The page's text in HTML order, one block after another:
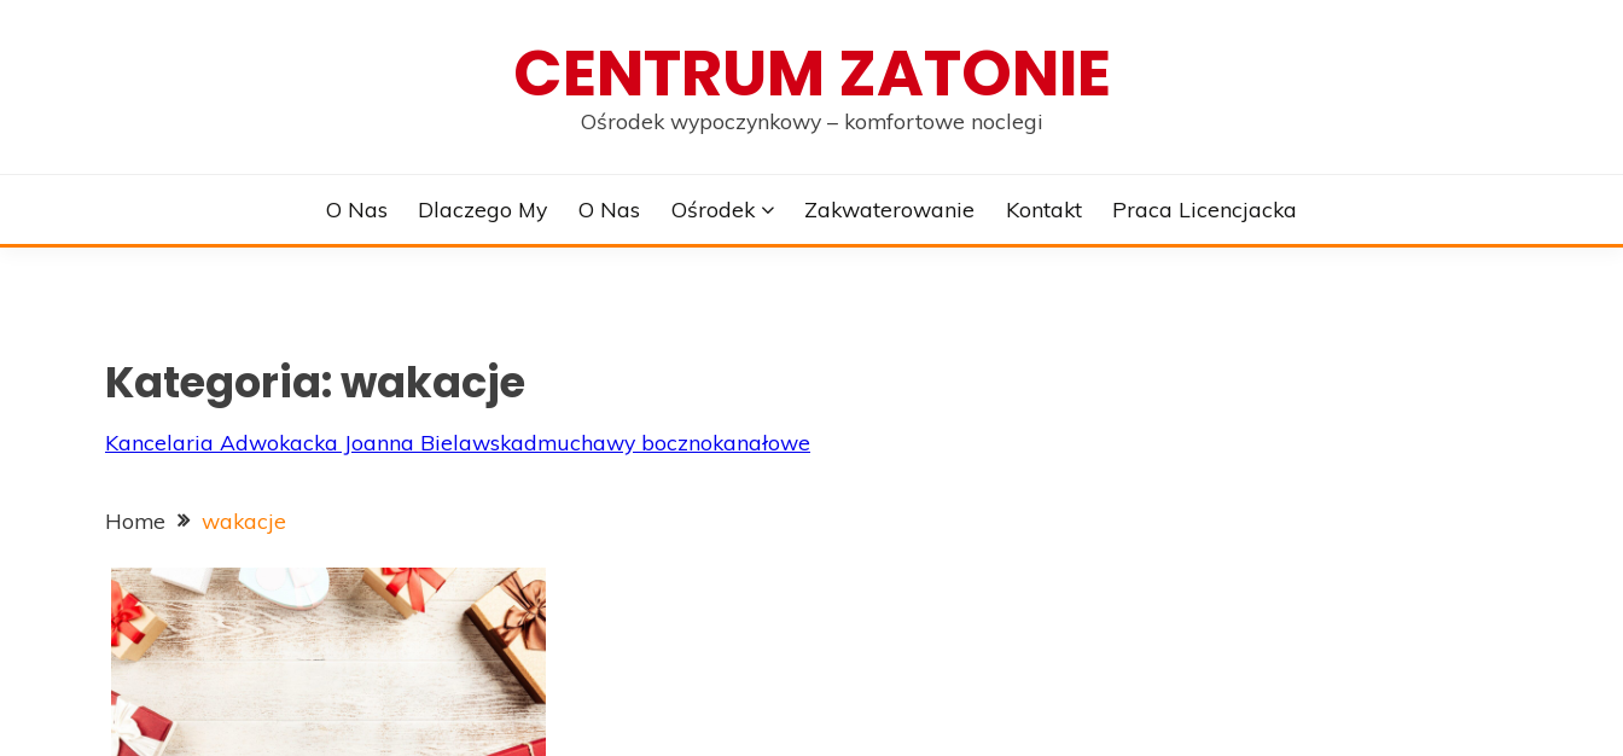
CENTRUM ZATONIE
Ośrodek wypoczynkowy – komfortowe noclegi
O Nas Dlaczego My O Nas Ośrodek Zakwaterowanie Kontakt Praca Licencjacka
Kategoria:wakacje
Kancelaria Adwokacka Joanna Bielawskadmuchawy bocznokanałowe
Home wakacje